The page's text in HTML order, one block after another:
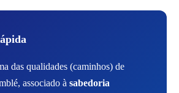
das qualidades (caminhos) de
associado à sabedoria